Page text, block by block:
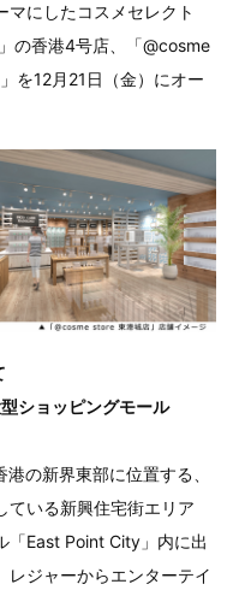
にしたコスメセレクト
の香港4号店、「@cosme
を12月21日（金）にオー
ショッピングモール
の新界東部に位置する、
ている新興住宅街エリア
「East Point City」内に出
レジャーからエンターテイ